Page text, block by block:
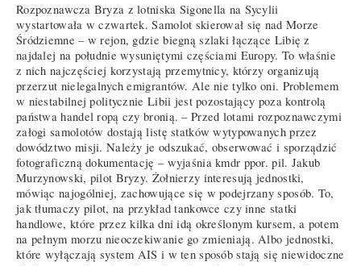
Rozpoznawcza Bryza z lotniska Sigonella na Sycylii
wystartowała w czwartek. Samolot skierował się nad Morze
Śródziemne – w rejon, gdzie biegną szlaki łączące Libię z
najdalej na południe wysuniętymi częściami Europy. To właśnie
z nich najczęściej korzystają przemytnicy, którzy organizują
przerzut nielegalnych emigrantów. Ale nie tylko oni. Problemem
w niestabilnej politycznie Libii jest pozostający poza kontrolą
państwa handel ropą czy bronią. – Przed lotami rozpoznawczymi
załogi samolotów dostają listę statków wytypowanych przez
dowództwo misji. Należy je odszukać, obserwować i sporządzić
fotograficzną dokumentację – wyjaśnia kmdr ppor. pil. Jakub
Murzynowski, pilot Bryzy. Żołnierzy interesują jednostki,
mówiąc najogólniej, zachowujące się w podejrzany sposób. To,
jak tłumaczy pilot, na przykład tankowce czy inne statki
handlowe, które przez kilka dni idą określonym kursem, a potem
na pełnym morzu nieoczekiwanie go zmieniają. Albo jednostki,
które wyłączają system AIS i w ten sposób stają się niewidoczne